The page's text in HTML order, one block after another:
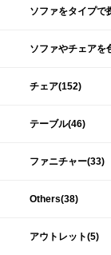
ソファをタイプで
ソファやチェアを
チェア(152)
テーブル(46)
ファニチャー(33)
Others(38)
アウトレット(5)